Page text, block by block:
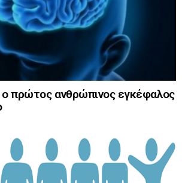
πρώτος ανθρώπινος εγκέφαλος